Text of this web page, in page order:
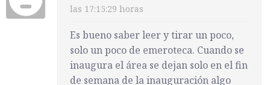
las 17:15:29 horas
Es bueno saber leer y tirar un poco,
solo un poco de emeroteca. Cuando se
inaugura el área se dejan solo en el fin
de semana de la inauguración algo